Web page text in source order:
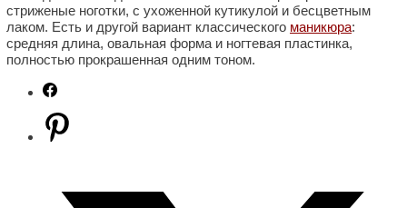
стриженые ноготки, с ухоженной кутикулой и бесцветным
лаком. Есть и другой вариант классического маникюра:
средняя длина, овальная форма и ногтевая пластинка,
полностью прокрашенная одним тоном.